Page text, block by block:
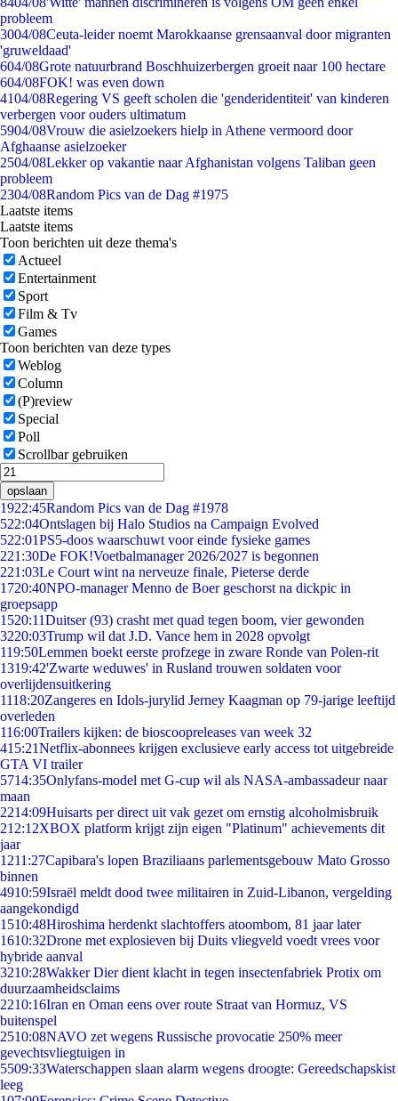
probleem
3004/08Ceuta-leider noemt Marokkaanse grensaanval door migranten
'gruweldaad'
604/08Grote natuurbrand Boschhuizerbergen groeit naar 100 hectare
604/08FOK! was even down
4104/08Regering VS geeft scholen die 'genderidentiteit' van kinderen
verbergen voor ouders ultimatum
5904/08Vrouw die asielzoekers hielp in Athene vermoord door
Afghaanse asielzoeker
2504/08Lekker op vakantie naar Afghanistan volgens Taliban geen
probleem
2304/08Random Pics van de Dag #1975
Laatste items
Laatste items
Toon berichten uit deze thema's
Actueel
Entertainment
Sport
Film & Tv
Games
Toon berichten van deze types
Weblog
Column
(P)review
Special
Poll
Scrollbar gebruiken
opslaan
1922:45Random Pics van de Dag #1978
522:04Ontslagen bij Halo Studios na Campaign Evolved
522:01PS5-doos waarschuwt voor einde fysieke games
221:30De FOK!Voetbalmanager 2026/2027 is begonnen
221:03Le Court wint na nerveuze finale, Pieterse derde
1720:40NPO-manager Menno de Boer geschorst na dickpic in
groepsapp
1520:11Duitser (93) crasht met quad tegen boom, vier gewonden
3220:03Trump wil dat J.D. Vance hem in 2028 opvolgt
119:50Lemmen boekt eerste profzege in zware Ronde van Polen-rit
1319:42'Zwarte weduwes' in Rusland trouwen soldaten voor
overlijdensuitkering
1118:20Zangeres en Idols-jurylid Jerney Kaagman op 79-jarige leeftijd
overleden
116:00Trailers kijken: de bioscoopreleases van week 32
415:21Netflix-abonnees krijgen exclusieve early access tot uitgebreide
GTA VI trailer
5714:35Onlyfans-model met G-cup wil als NASA-ambassadeur naar
maan
2214:09Huisarts per direct uit vak gezet om ernstig alcoholmisbruik
212:12XBOX platform krijgt zijn eigen "Platinum" achievements dit
jaar
1211:27Capibara's lopen Braziliaans parlementsgebouw Mato Grosso
binnen
4910:59Israël meldt dood twee militairen in Zuid-Libanon, vergelding
aangekondigd
1510:48Hiroshima herdenkt slachtoffers atoombom, 81 jaar later
1610:32Drone met explosieven bij Duits vliegveld voedt vrees voor
hybride aanval
3210:28Wakker Dier dient klacht in tegen insectenfabriek Protix om
duurzaamheidsclaims
2210:16Iran en Oman eens over route Straat van Hormuz, VS
buitenspel
2510:08NAVO zet wegens Russische provocatie 250% meer
gevechtsvliegtuigen in
5509:33Waterschappen slaan alarm wegens droogte: Gereedschapskist
leeg